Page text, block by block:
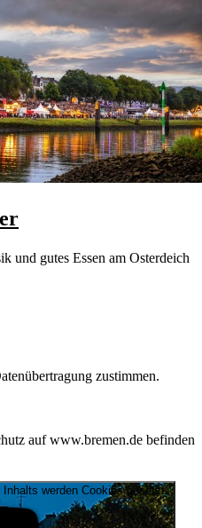
und gutes Essen am Osterdeich
zustimmen.
auf www.bremen.de befinden
werden Cookies gesetzt.